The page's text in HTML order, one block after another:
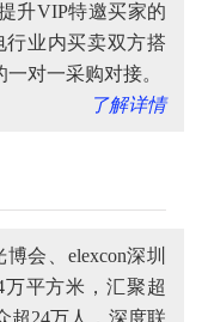
升VIP特邀买家的
行业内买卖双方搭
对一采购对接。
了解详情
会、elexcon深圳
平方米，汇聚超